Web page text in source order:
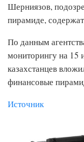
Шерниязов,
пирамиде,
По данным
мониторингу на 15
казахстанцев
финансовые
Источник